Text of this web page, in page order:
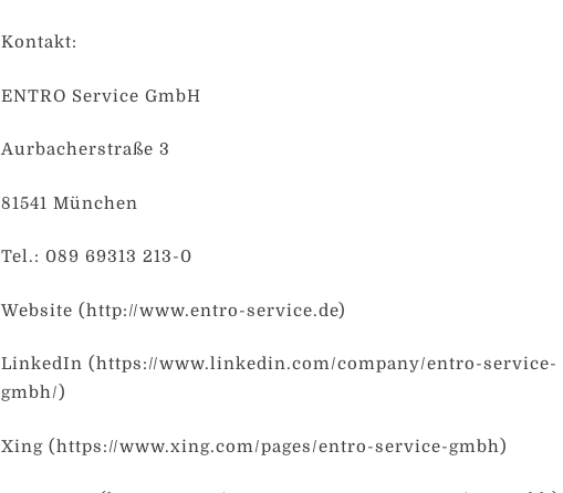
Kontakt:
ENTRO Service GmbH
Aurbacherstraße 3
81541 München
Tel.: 089 69313 213-0
Website (http://www.entro-service.de)
LinkedIn (https://www.linkedin.com/company/entro-service-
gmbh/)
Xing (https://www.xing.com/pages/entro-service-gmbh)